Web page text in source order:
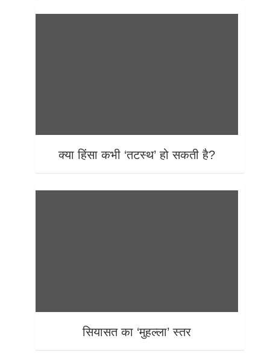
क्या हिंसा कभी ‘तटस्थ’ हो सकती है?
सियासत का ‘मुहल्ला’ स्तर